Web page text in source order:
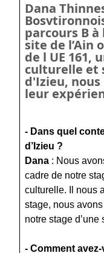
Dana
parcours B à
site de l’Ain
de l UE 161,
culturelle et
d'Izieu,
leur
- Dans quel
d’Izieu ?
Dana: Nous
cadre de notre
culturelle. Il nous
stage, nous
notre stage d’une
- Comment